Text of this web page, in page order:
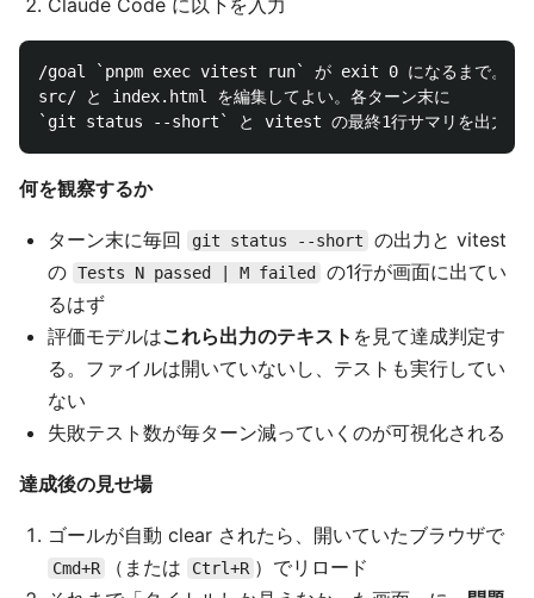
Claude Code に以下を入力
/goal `pnpm exec vitest run` が exit 0 になるまで。
src/ と index.html を編集してよい。各ターン末に
何を観察するか
ターン末に毎回 git status --short
の出力と vitest
の Tests N passed | M failed
の1行が画面に出てい
るはず
評価モデルはこれら出力のテキスト を見て達成判定す
る。ファイルは開いていないし、テストも実行してい
ない
失敗テスト数が毎ターン減っていくのが可視化される
達成後の見せ場
ゴールが自動 clear されたら、開いていたブラウザで
Cmd+R （または Ctrl+R ）でリロード